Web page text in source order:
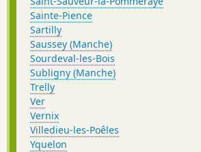
Sainte-Pience
Sartilly
Saussey (Manche)
Sourdeval-les-Bois
Subligny (Manche)
Trelly
Ver
Vernix
Villedieu-les-Poêles
Yquelon